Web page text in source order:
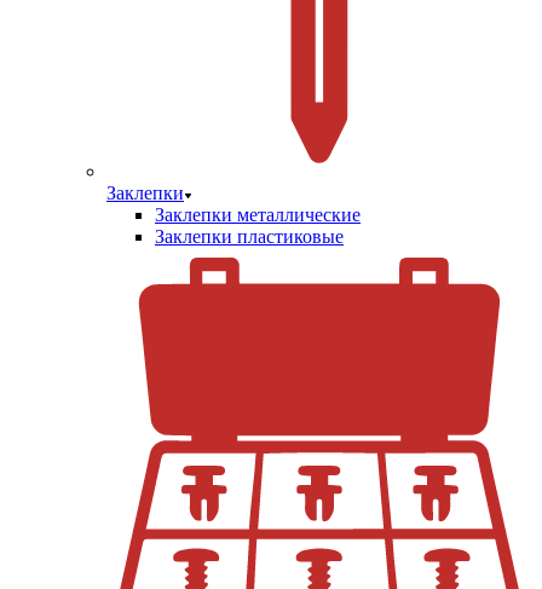
Заклепки
Заклепки металлические
Заклепки пластиковые